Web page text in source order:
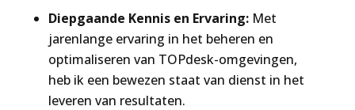
Diepgaande Kennis en Ervaring:Met
jarenlange ervaring in het beheren en
optimaliseren van TOPdesk-omgevingen,
heb ik een bewezen staat van dienst in het
leveren van resultaten.